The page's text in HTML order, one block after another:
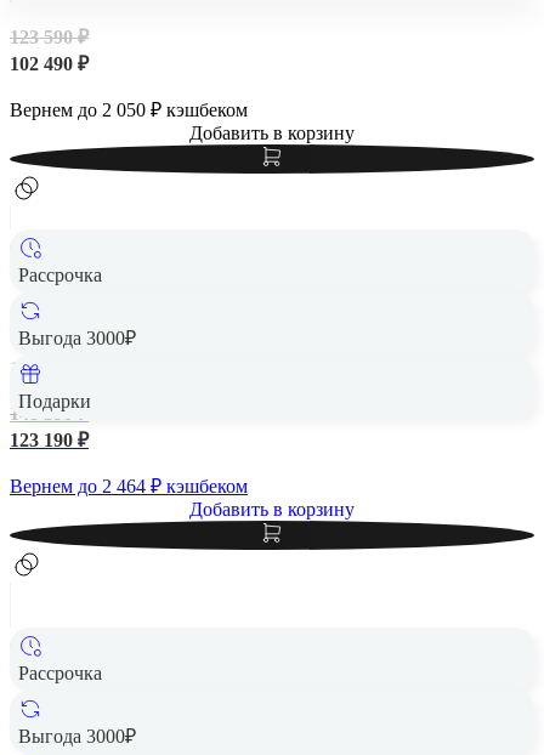
123 590 ₽
102 490 ₽
Вернем до 2 050 ₽ кэшбеком
Добавить в корзину
Рассрочка
Выгода 3000₽
Подарки
Apple iPad Air 13" (M2, 2024, 6 gen) Wi-Fi 1Tb Space Gray,
1 Тб
148 390 ₽
123 190 ₽
Вернем до 2 464 ₽ кэшбеком
Добавить в корзину
Рассрочка
Выгода 3000₽